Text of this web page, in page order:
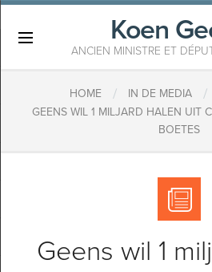
Koen
ANCIEN MINISTRE ET
HOME / IN DE MEDIA /
GEENS WIL 1 MILJARD HALEN UIT
BOETES
Geens wil 1